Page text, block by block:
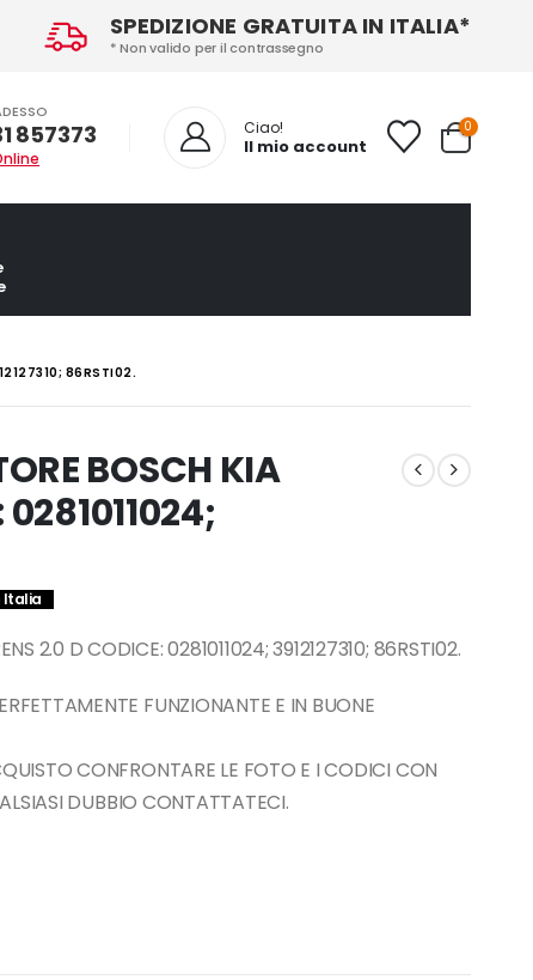
SPEDIZIONE GRATUITA IN ITALIA*
* Non valido per il contrassegno
857373 Ciao!
Il mio account
0
86RSTI02.
BOSCH KIA
Italia
2.0 D CODICE: 0281011024; 3912127310; 86RSTI02.
FUNZIONANTE E IN BUONE
CONFRONTARE LE FOTO E I CODICI CON
DUBBIO CONTATTATECI.